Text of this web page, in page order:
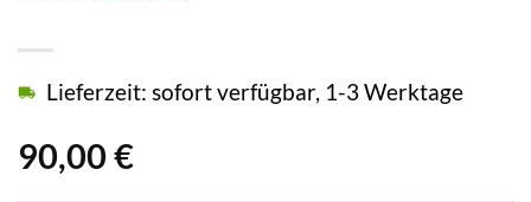
90,00 €
Lieferzeit: sofort verfügbar, 1-3 Werktage